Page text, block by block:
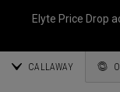
Elyte Price Drop
CALLAWAY